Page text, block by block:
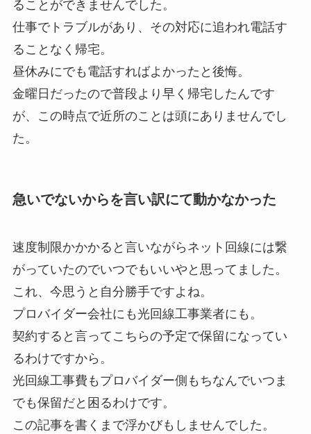
ることができませんでした。
仕事でトラブルがあり、その対応に追われ電話す
ることなく帰宅。
昼休みにでも電話すればよかったと後悔。
金曜日だったので普段より早く帰宅したんです
が、この時点で近所のことは頭にありませんでし
た。
急いでないからを言い訳にて動かなかった
速度制限かかかると言いながらネット回線には繋
がっていたのでいつでもいいやと思ってました。
これ、今思うと自分勝手ですよね。
プロバイダー会社にも光回線工事業者にも。
契約すると言ってこちらの予定で保留になってい
るわけですから。
光回線工事費もプロバイダー側もちなんでいつま
でも保留だと困るわけです。
この記事を書くまで浮かびもしませんでした。